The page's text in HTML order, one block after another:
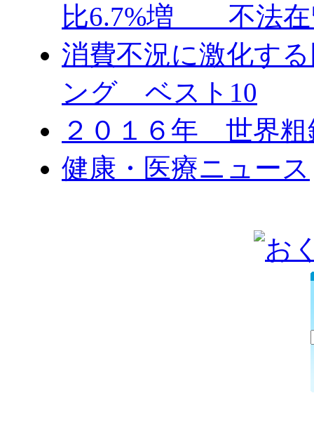
比6.7%増 不法在
消費不況に激化す
ング ベスト10
２０１６年 世界粗
健康・医療ニュース